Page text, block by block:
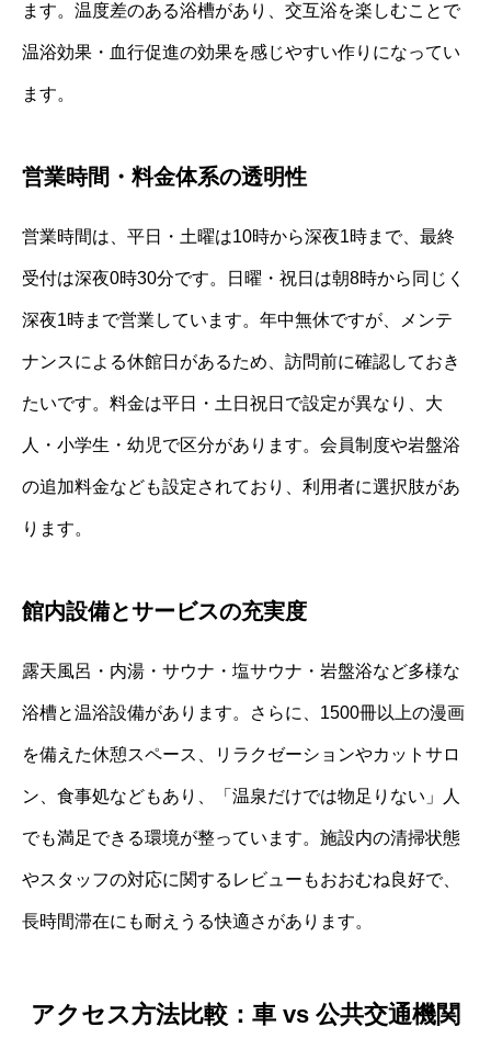
ます。温度差のある浴槽があり、交互浴を楽しむことで
温浴効果・血行促進の効果を感じやすい作りになってい
ます。
営業時間・料金体系の透明性
営業時間は、平日・土曜は10時から深夜1時まで、最終
受付は深夜0時30分です。日曜・祝日は朝8時から同じく
深夜1時まで営業しています。年中無休ですが、メンテ
ナンスによる休館日があるため、訪問前に確認しておき
たいです。料金は平日・土日祝日で設定が異なり、大
人・小学生・幼児で区分があります。会員制度や岩盤浴
の追加料金なども設定されており、利用者に選択肢があ
ります。
館内設備とサービスの充実度
露天風呂・内湯・サウナ・塩サウナ・岩盤浴など多様な
浴槽と温浴設備があります。さらに、1500冊以上の漫画
を備えた休憩スペース、リラクゼーションやカットサロ
ン、食事処などもあり、「温泉だけでは物足りない」人
でも満足できる環境が整っています。施設内の清掃状態
やスタッフの対応に関するレビューもおおむね良好で、
長時間滞在にも耐えうる快適さがあります。
アクセス方法比較：車 vs 公共交通機関